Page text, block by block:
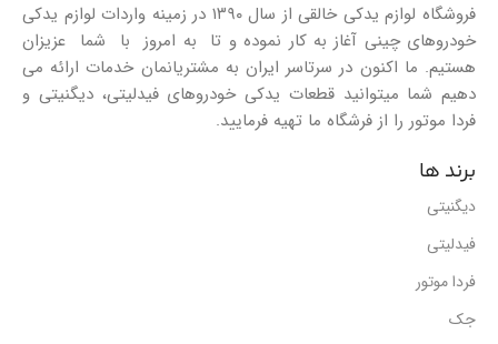
فروشگاه لوازم یدکی خالقی از سال ۱۳۹۰ در زمینه واردات لوازم یدکی
خودروهای چینی آغاز به کار نموده و تا به امروز با شما عزیزان
هستیم. ما اکنون در سرتاسر ایران به مشتریانمان خدمات ارائه می
دهیم شما میتوانید قطعات یدکی خودروهای فیدلیتی، دیگنیتی و
فردا موتور را از فرشگاه ما تهیه فرمایید.
برند ها
دیگنیتی
فیدلیتی
فردا موتور
جک